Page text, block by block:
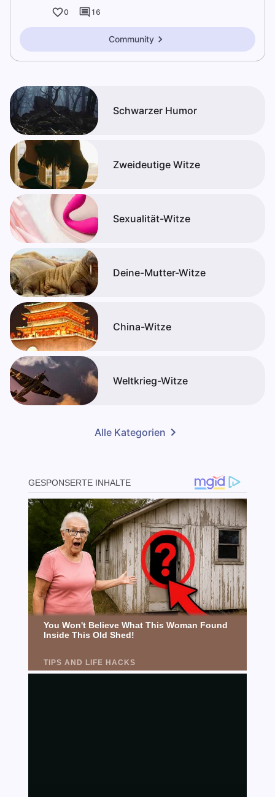
0 16
Community
Schwarzer Humor
Zweideutige Witze
Sexualität-Witze
Deine-Mutter-Witze
China-Witze
Weltkrieg-Witze
Alle Kategorien